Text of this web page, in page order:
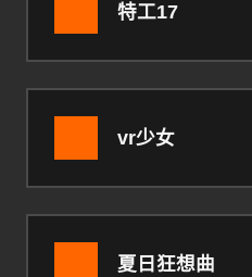
特工17
vr少女
夏日狂想曲